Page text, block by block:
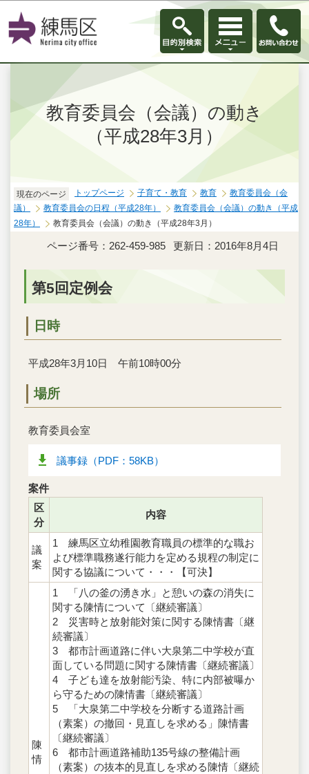
このページの本文へ移動
教育委員会（会議）の動き
（平成28年3月）
現在のページ トップページ 子育て・教育 教育
教育委員会（会
議）
教育委員会の日程（平成28年）
教育委員会（会議）の動き（平成
28年）
教育委員会（会議）の動き（平成28年3月）
ページ番号：262-459-985 更新日：2016年8月4日
第5回定例会
日時
平成28年3月10日 午前10時00分
場所
教育委員会室
議事録（PDF：58KB）
案件
区
分
内容
議
案
1 練馬区立幼稚園教育職員の標準的な職お
よび標準職務遂行能力を定める規程の制定に
関する協議について・・・【可決】
陳
情
1 「八の釜の湧き水」と憩いの森の消失に
関する陳情について〔継続審議〕
2 災害時と放射能対策に関する陳情書〔継
続審議〕
3 都市計画道路に伴い大泉第二中学校が直
面している問題に関する陳情書〔継続審議〕
4 子ども達を放射能汚染、特に内部被曝か
ら守るための陳情書〔継続審議〕
5 「大泉第二中学校を分断する道路計画
（素案）の撤回・見直しを求める」陳情書
〔継続審議〕
6 都市計画道路補助135号線の整備計画
（素案）の抜本的見直しを求める陳情〔継続